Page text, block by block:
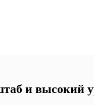
и высокий